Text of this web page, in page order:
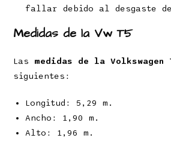
fallar debido al desgaste
Medidas de la Vw T5
Las medidas de la Volkswagen
siguientes:
Longitud: 5,29 m.
Ancho: 1,90 m.
Alto: 1,96 m.